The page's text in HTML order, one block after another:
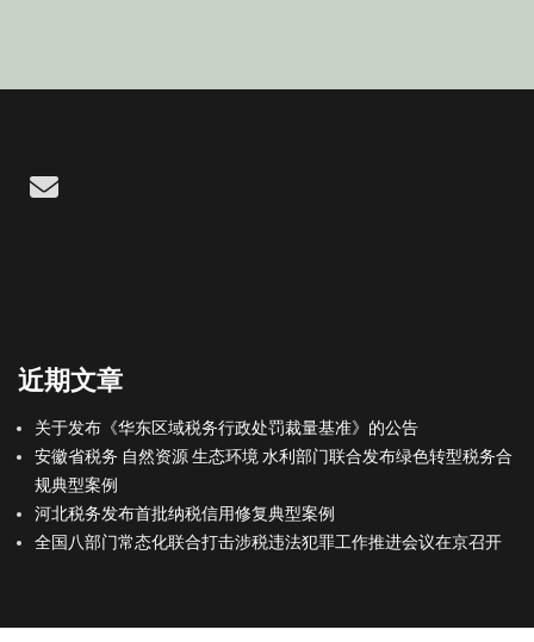
Email
近期文章
关于发布《华东区域税务行政处罚裁量基准》的公告
安徽省税务 自然资源 生态环境 水利部门联合发布绿色转型税务合
规典型案例
河北税务发布首批纳税信用修复典型案例
全国八部门常态化联合打击涉税违法犯罪工作推进会议在京召开